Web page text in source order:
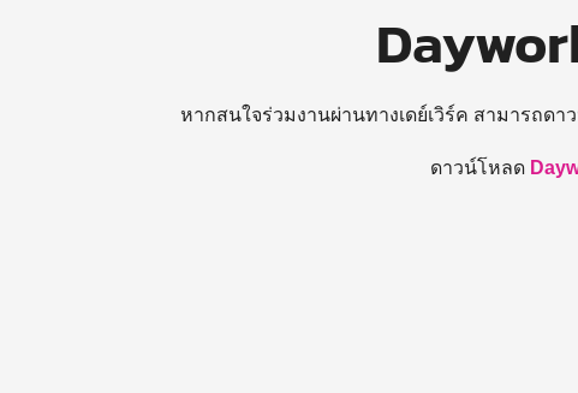
หากสนใจร่วมงานผ่านทางเดย์เวิร์ค สามารถด
ดาวน์โหลด